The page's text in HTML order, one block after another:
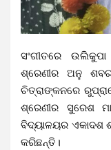
ସଂଗୀତରେ
ଶ୍ରେଣୀର ଅନୁ
ଚିତ୍ରାଙ୍କନରେ
ଶ୍ରେଣୀର ସୁରେଶ
ବିଦ୍ୟାଳୟର ଏକାଦଶ
କରିଛନ୍ତି।